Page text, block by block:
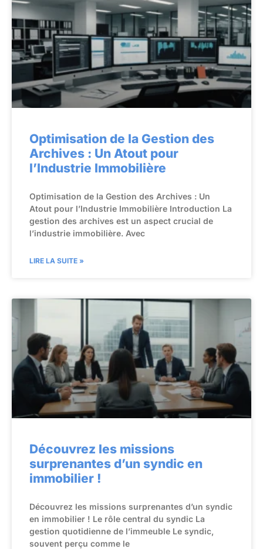
Optimisation de la Gestion des
Archives : Un Atout pour
l’Industrie Immobilière
Optimisation de la Gestion des Archives : Un
Atout pour l’Industrie Immobilière Introduction La
gestion des archives est un aspect crucial de
l’industrie immobilière. Avec
LIRE LA SUITE »
Découvrez les missions
surprenantes d’un syndic en
immobilier !
Découvrez les missions surprenantes d’un syndic
en immobilier ! Le rôle central du syndic La
gestion quotidienne de l’immeuble Le syndic,
souvent perçu comme le